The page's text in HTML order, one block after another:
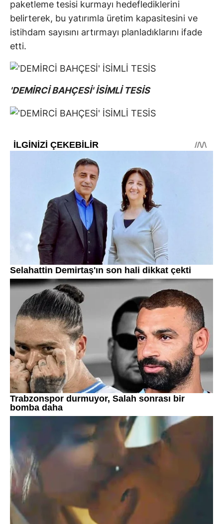
paketleme tesisi kurmayı hedeflediklerini
belirterek, bu yatırımla üretim kapasitesini ve
istihdam sayısını artırmayı planladıklarını ifade
etti.
'DEMİRCİ BAHÇESİ' İSİMLİ TESİS